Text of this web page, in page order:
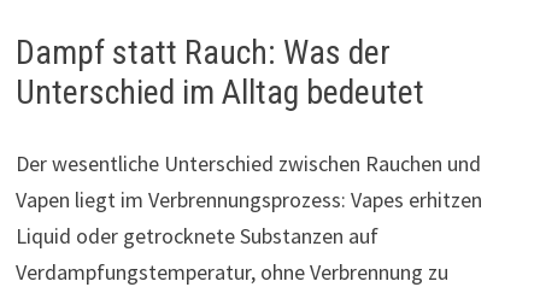
Dampf statt Rauch: Was der
Unterschied im Alltag bedeutet
Der wesentliche Unterschied zwischen Rauchen und
Vapen liegt im Verbrennungsprozess: Vapes erhitzen
Liquid oder getrocknete Substanzen auf
Verdampfungstemperatur, ohne Verbrennung zu